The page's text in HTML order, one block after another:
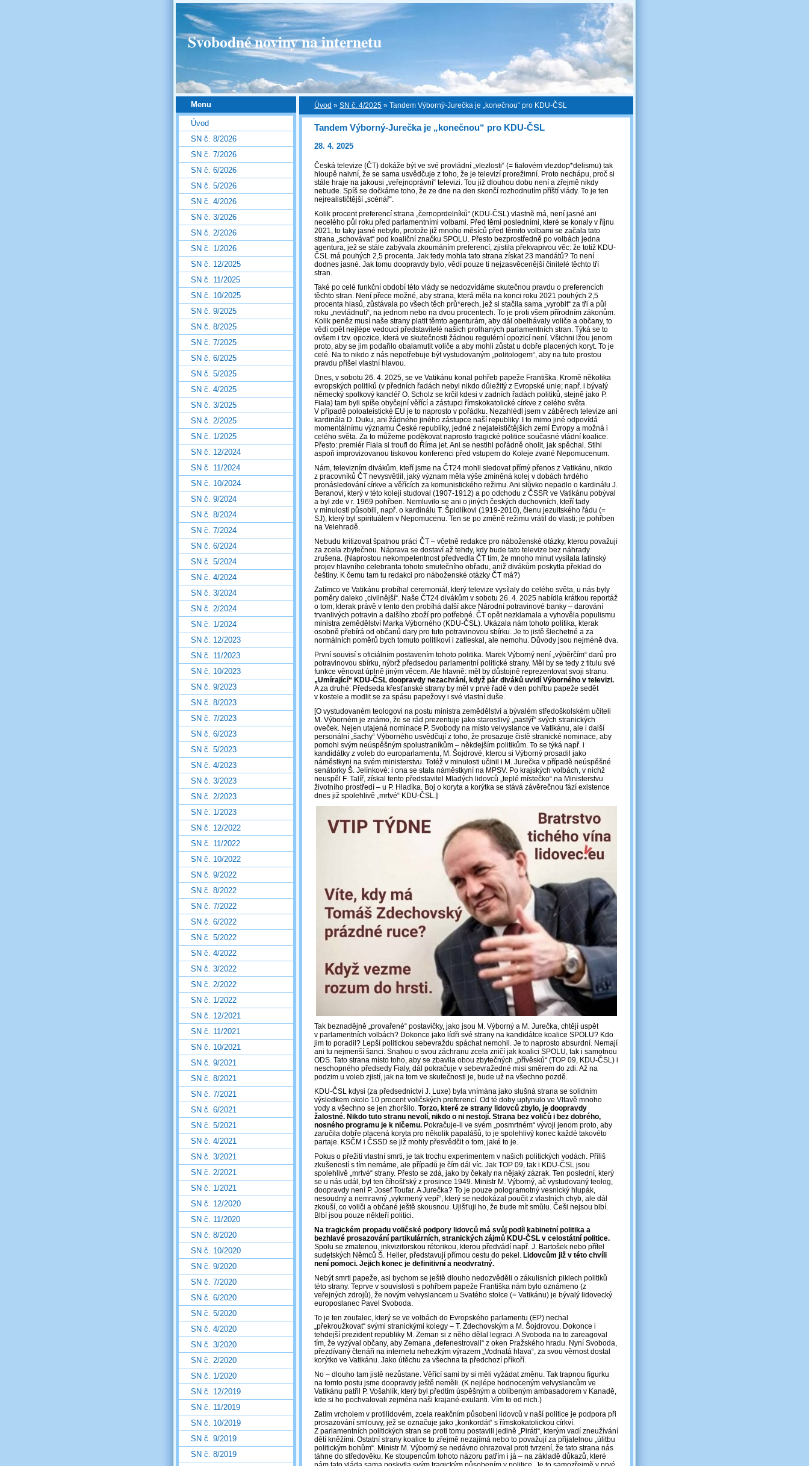
Svobodné noviny na internetu
Úvod » SN č. 4/2025 » Tandem Výborný-Jurečka je „konečnou“ pro KDU-ČSL
Tandem Výborný-Jurečka je „konečnou“ pro KDU-ČSL
28. 4. 2025
Česká televize (ČT) dokáže být ve své provládní „vlezlosti“ (= fialovém vlezdop*delismu) tak
hloupě naivní, že se sama usvědčuje z toho, že je televizí prorežimní. Proto nechápu, proč si
stále hraje na jakousi „veřejnoprávní“ televizi. Tou již dlouhou dobu není a zřejmě nikdy
nebude. Spíš se dočkáme toho, že ze dne na den skončí rozhodnutím příští vlády. To je ten
nejrealističtější „scénář“.
Kolik procent preferencí strana „černoprdelníků“ (KDU-ČSL) vlastně má, není jasné ani
necelého půl roku před parlamentními volbami. Před těmi posledními, které se konaly v říjnu
2021, to taky jasné nebylo, protože již mnoho měsíců před těmito volbami se začala tato
strana „schovávat“ pod koaliční značku SPOLU. Přesto bezprostředně po volbách jedna
agentura, jež se stále zabývala zkoumáním preferencí, zjistila překvapivou věc: že totiž KDU-
ČSL má pouhých 2,5 procenta. Jak tedy mohla tato strana získat 23 mandátů? To není
dodnes jasné. Jak tomu doopravdy bylo, vědí pouze ti nejzasvěcenější činitelé těchto tří
stran.
Také po celé funkční období této vlády se nedozvídáme skutečnou pravdu o preferencích
těchto stran. Není přece možné, aby strana, která měla na konci roku 2021 pouhých 2,5
procenta hlasů, zůstávala po všech těch prů*erech, jež si stačila sama „vyrobit“ za tři a půl
roku „nevládnutí“, na jednom nebo na dvou procentech. To je proti všem přírodním zákonům.
Kolik peněz musí naše strany platit těmto agenturám, aby dál obelhávaly voliče a občany, to
vědí opět nejlépe vedoucí představitelé našich prolhaných parlamentních stran. Týká se to
ovšem i tzv. opozice, která ve skutečnosti žádnou regulérní opozicí není. Všichni lžou jenom
proto, aby se jim podařilo obalamutit voliče a aby mohli zůstat u dobře placených koryt. To je
celé. Na to nikdo z nás nepotřebuje být vystudovaným „politologem“, aby na tuto prostou
pravdu přišel vlastní hlavou.
Dnes, v sobotu 26. 4. 2025, se ve Vatikánu konal pohřeb papeže Františka. Kromě několika
evropských politiků (v předních řadách nebyl nikdo důležitý z Evropské unie; např. i bývalý
německý spolkový kancléř O. Scholz se krčil kdesi v zadních řadách politiků, stejně jako P.
Fiala) tam byli spíše obyčejní věřící a zástupci římskokatolické církve z celého světa.
V případě poloateistické EU je to naprosto v pořádku. Nezahlédl jsem v záběrech televize ani
kardinála D. Duku, ani žádného jiného zástupce naší republiky. I to mimo jiné odpovídá
momentálnímu významu České republiky, jedné z nejateističtějších zemí Evropy a možná i
celého světa. Za to můžeme poděkovat naprosto tragické politice současné vládní koalice.
Přesto: premiér Fiala si troufl do Říma jet. Ani se nestihl pořádně oholit, jak spěchal. Stihl
aspoň improvizovanou tiskovou konferenci před vstupem do Koleje zvané Nepomucenum.
Nám, televizním divákům, kteří jsme na ČT24 mohli sledovat přímý přenos z Vatikánu, nikdo
z pracovníků ČT nevysvětlil, jaký význam měla výše zmíněná kolej v dobách tvrdého
pronásledování církve a věřících za komunistického režimu. Ani slůvko nepadlo o kardinálu J.
Beranovi, který v této koleji studoval (1907-1912) a po odchodu z ČSSR ve Vatikánu pobýval
a byl zde v r. 1969 pohřben. Nemluvilo se ani o jiných českých duchovních, kteří tady
v minulosti působili, např. o kardinálu T. Špidlíkovi (1919-2010), členu jezuitského řádu (=
SJ), který byl spirituálem v Nepomucenu. Ten se po změně režimu vrátil do vlasti; je pohřben
na Velehradě.
Nebudu kritizovat špatnou práci ČT – včetně redakce pro náboženské otázky, kterou považuji
za zcela zbytečnou. Náprava se dostaví až tehdy, kdy bude tato televize bez náhrady
zrušena. (Naprostou nekompetentnost předvedla ČT tím, že mnoho minut vysílala latinský
projev hlavního celebranta tohoto smutečního obřadu, aniž divákům poskytla překlad do
češtiny. K čemu tam tu redakci pro náboženské otázky ČT má?)
Zatímco ve Vatikánu probíhal ceremoniál, který televize vysílaly do celého světa, u nás byly
poměry daleko „civilnější“. Naše ČT24 divákům v sobotu 26. 4. 2025 nabídla krátkou reportáž
o tom, kterak právě v tento den probíhá další akce Národní potravinové banky ‒ darování
trvanlivých potravin a dalšího zboží pro potřebné. ČT opět nezklamala a vyhověla populismu
ministra zemědělství Marka Výborného (KDU-ČSL). Ukázala nám tohoto politika, kterak
osobně přebírá od občanů dary pro tuto potravinovou sbírku. Je to jistě šlechetné a za
normálních poměrů bych tomuto politikovi i zatleskal, ale nemohu. Důvody jsou nejméně dva.
První souvisí s oficiálním postavením tohoto politika. Marek Výborný není „výběrčím“ darů pro
potravinovou sbírku, nýbrž předsedou parlamentní politické strany. Měl by se tedy z titulu své
funkce věnovat úplně jiným věcem. Ale hlavně: měl by důstojně reprezentovat svoji stranu.
„Umírající“ KDU-ČSL doopravdy nezachrání, když pár diváků uvidí Výborného v televizi.
A za druhé: Předseda křesťanské strany by měl v prvé řadě v den pohřbu papeže sedět
v kostele a modlit se za spásu papežovy i své vlastní duše.
[O vystudovaném teologovi na postu ministra zemědělství a bývalém středoškolském učiteli
M. Výborném je známo, že se rád prezentuje jako starostlivý „pastýř“ svých stranických
oveček. Nejen utajená nominace P. Svobody na místo velvyslance ve Vatikánu, ale i další
personální „šachy“ Výborného usvědčují z toho, že prosazuje čistě stranické nominace, aby
pomohl svým neúspěšným spolustraníkům – někdejším politikům. To se týká např. i
kandidátky z voleb do europarlamentu, M. Šojdrové, kterou si Výborný prosadil jako
náměstkyni na svém ministerstvu. Totéž v minulosti učinil i M. Jurečka v případě neúspěšné
senátorky Š. Jelínkové: i ona se stala náměstkyní na MPSV. Po krajských volbách, v nichž
neuspěl F. Talíř, získal tento představitel Mladých lidovců „teplé místečko“ na Ministerstvu
životního prostředí – u P. Hladíka. Boj o koryta a korýtka se stává závěrečnou fází existence
dnes již spolehlivě „mrtvé“ KDU-ČSL.]
Tak beznadějně „provařené“ postavičky, jako jsou M. Výborný a M. Jurečka, chtějí uspět
v parlamentních volbách? Dokonce jako lídři své strany na kandidátce koalice SPOLU? Kdo
jim to poradil? Lepší politickou sebevraždu spáchat nemohli. Je to naprosto absurdní. Nemají
ani tu nejmenší šanci. Snahou o svou záchranu zcela zničí jak koalici SPOLU, tak i samotnou
ODS. Tato strana místo toho, aby se zbavila obou zbytečných „přívěsků“ (TOP 09, KDU-ČSL) i
neschopného předsedy Fialy, dál pokračuje v sebevražedné misi směrem do zdi. Až na
podzim u voleb zjistí, jak na tom ve skutečnosti je, bude už na všechno pozdě.
KDU-ČSL kdysi (za předsednictví J. Luxe) byla vnímána jako slušná strana se solidním
výsledkem okolo 10 procent voličských preferencí. Od té doby uplynulo ve Vltavě mnoho
vody a všechno se jen zhoršilo. Torzo, které ze strany lidovců zbylo, je doopravdy
žalostné. Nikdo tuto stranu nevolí, nikdo o ni nestojí. Strana bez voličů i bez dobrého,
nosného programu je k ničemu. Pokračuje-li ve svém „posmrtném“ vývoji jenom proto, aby
zaručila dobře placená koryta pro několik papalášů, to je spolehlivý konec každé takovéto
partaje. KSČM i ČSSD se již mohly přesvědčit o tom, jaké to je.
Pokus o přežití vlastní smrti, je tak trochu experimentem v našich politických vodách. Příliš
zkušeností s tím nemáme, ale případů je čím dál víc. Jak TOP 09, tak i KDU-ČSL jsou
spolehlivě „mrtvé“ strany. Přesto se zdá, jako by čekaly na nějaký zázrak. Ten poslední, který
se u nás udál, byl ten číhošťský z prosince 1949. Ministr M. Výborný, ač vystudovaný teolog,
doopravdy není P. Josef Toufar. A Jurečka? To je pouze pologramotný vesnický hlupák,
nesoudný a nemravný „vykrmený vepř“, který se nedokázal poučit z vlastních chyb, ale dál
zkouší, co voliči a občané ještě skousnou. Ujišťuji ho, že bude mít smůlu. Češi nejsou blbí.
Blbí jsou pouze někteří politici.
Na tragickém propadu voličské podpory lidovců má svůj podíl kabinetní politika a
bezhlavé prosazování partikulárních, stranických zájmů KDU-ČSL v celostátní politice.
Spolu se zmatenou, inkvizitorskou rétorikou, kterou předvádí např. J. Bartošek nebo přítel
sudetských Němců Š. Heller, představují přímou cestu do pekel. Lidovcům již v této chvíli
není pomoci. Jejich konec je definitivní a neodvratný.
Nebýt smrti papeže, asi bychom se ještě dlouho nedozvěděli o zákulisních piklech politiků
této strany. Teprve v souvislosti s pohřbem papeže Františka nám bylo oznámeno (z
veřejných zdrojů), že novým velvyslancem u Svatého stolce (= Vatikánu) je bývalý lidovecký
europoslanec Pavel Svoboda.
To je ten zoufalec, který se ve volbách do Evropského parlamentu (EP) nechal
„překroužkovat“ svými stranickými kolegy – T. Zdechovským a M. Šojdrovou. Dokonce i
tehdejší prezident republiky M. Zeman si z něho dělal legraci. A Svoboda na to zareagoval
tím, že vyzýval občany, aby Zemana „defenestrovali“ z oken Pražského hradu. Nyní Svoboda,
přezdívaný čtenáři na internetu nehezkým výrazem „Vodnatá hlava“, za svou věrnost dostal
korýtko ve Vatikánu. Jako útěchu za všechna ta předchozí příkoří.
No ‒ dlouho tam jistě nezůstane. Věřící sami by si měli vyžádat změnu. Tak trapnou figurku
na tomto postu jsme doopravdy ještě neměli. (K nejlépe hodnoceným velvyslancům ve
Vatikánu patřil P. Vošahlík, který byl předtím úspěšným a oblíbeným ambasadorem v Kanadě,
kde si ho pochvalovali zejména naši krajané-exulanti. Vím to od nich.)
Zatím vrcholem v protilidovém, zcela reakčním působení lidovců v naší politice je podpora při
prosazování smlouvy, jež se označuje jako „konkordát“ s římskokatolickou církví.
Z parlamentních politických stran se proti tomu postavili jedině „Piráti“, kterým vadí zneužívání
dětí kněžími. Ostatní strany koalice to zřejmě nezajímá nebo to považují za přijatelnou „úlitbu
politickým bohům“. Ministr M. Výborný se nedávno ohrazoval proti tvrzení, že tato strana nás
táhne do středověku. Ke stoupencům tohoto názoru patřím i já – na základě důkazů, které
Menu
Úvod
SN č. 8/2026
SN č. 7/2026
SN č. 6/2026
SN č. 5/2026
SN č. 4/2026
SN č. 3/2026
SN č. 2/2026
SN č. 1/2026
SN č. 12/2025
SN č. 11/2025
SN č. 10/2025
SN č. 9/2025
SN č. 8/2025
SN č. 7/2025
SN č. 6/2025
SN č. 5/2025
SN č. 4/2025
SN č. 3/2025
SN č. 2/2025
SN č. 1/2025
SN č. 12/2024
SN č. 11/2024
SN č. 10/2024
SN č. 9/2024
SN č. 8/2024
SN č. 7/2024
SN č. 6/2024
SN č. 5/2024
SN č. 4/2024
SN č. 3/2024
SN č. 2/2024
SN č. 1/2024
SN č. 12/2023
SN č. 11/2023
SN č. 10/2023
SN č. 9/2023
SN č. 8/2023
SN č. 7/2023
SN č. 6/2023
SN č. 5/2023
SN č. 4/2023
SN č. 3/2023
SN č. 2/2023
SN č. 1/2023
SN č. 12/2022
SN č. 11/2022
SN č. 10/2022
SN č. 9/2022
SN č. 8/2022
SN č. 7/2022
SN č. 6/2022
SN č. 5/2022
SN č. 4/2022
SN č. 3/2022
SN č. 2/2022
SN č. 1/2022
SN č. 12/2021
SN č. 11/2021
SN č. 10/2021
SN č. 9/2021
SN č. 8/2021
SN č. 7/2021
SN č. 6/2021
SN č. 5/2021
SN č. 4/2021
SN č. 3/2021
SN č. 2/2021
SN č. 1/2021
SN č. 12/2020
SN č. 11/2020
SN č. 8/2020
SN č. 10/2020
SN č. 9/2020
SN č. 7/2020
SN č. 6/2020
SN č. 5/2020
SN č. 4/2020
SN č. 3/2020
SN č. 2/2020
SN č. 1/2020
SN č. 12/2019
SN č. 11/2019
SN č. 10/2019
SN č. 9/2019
SN č. 8/2019